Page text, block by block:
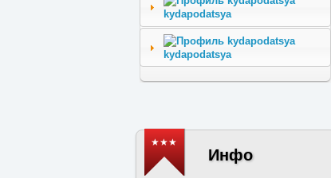
kydapodatsya
kydapodatsya
★★★
Инфо